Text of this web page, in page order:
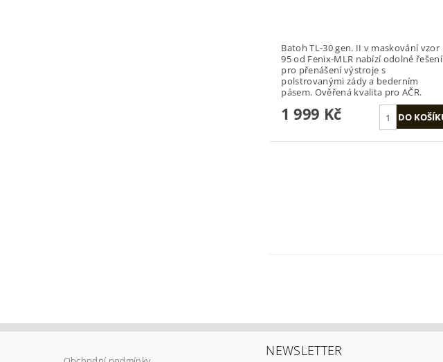
Batoh TL-30 gen. II v maskování vzor
95 od Fenix-MLR nabízí odolné řešení
pro přenášení výstroje s
polstrovanými zády a bederním
pásem. Ověřená kvalita pro AČR.
1 999 Kč
NEWSLETTER